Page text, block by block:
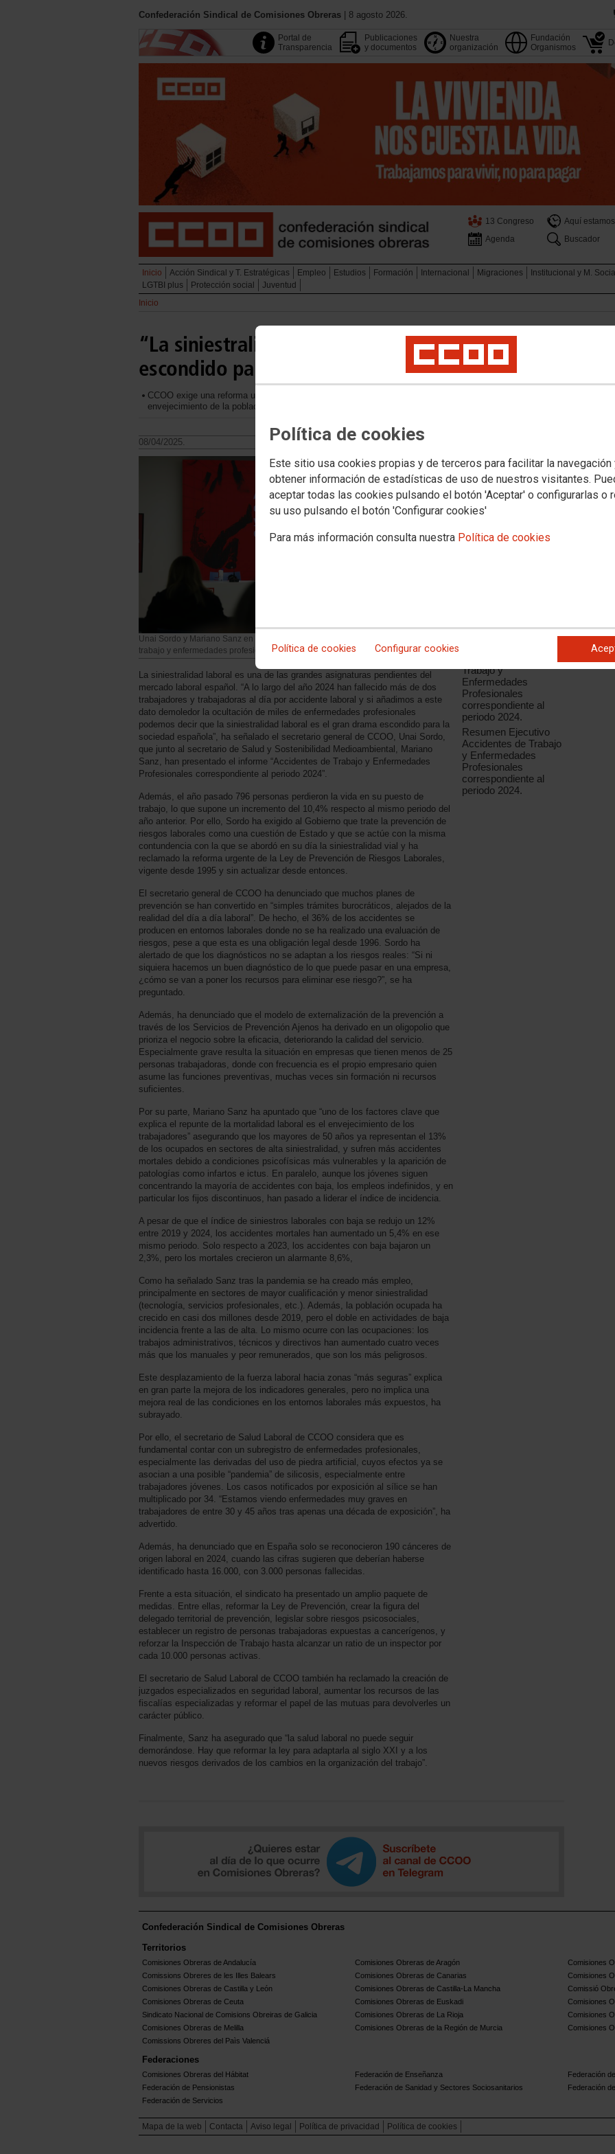
Política de cookies
Este sitio usa cookies propias y de terceros para facilitar la navegación
obtener información de estadísticas de uso de nuestros visitantes.
aceptar todas las cookies pulsando el botón 'Aceptar' o configurarlas o
su uso pulsando el botón 'Configurar cookies'
Para más información consulta nuestra Política de cookies
Política de cookies Configurar cookies
Confederación Sindical de Comisiones Obreras | 8 agosto 2026.
Portal de
Transparencia
Publicaciones
y documentos
Nuestra
organización
Fundación
Organismos
13 Congreso
Aquí estamos
Agenda
Buscador
Inicio Acción Sindical y T. Estratégicas Empleo Estudios Formación Internacional Migraciones
Institucional y M.
LGTBI plus
Protección social
Juventud
Inicio
“La siniestralidad laboral es el gran drama
escondido para la sociedad española”
CCOO exige una reforma urgente de la Ley de Prevención de Riesgos Laborales y alerta del
envejecimiento de la población trabajadora y la precariedad en la prevención
08/04/2025.
Unai Sordo y Mariano Sanz en la presentación del informe anual de accidentes de
trabajo y enfermedades profesionales 2024
La siniestralidad laboral es una de las grandes asignaturas pendientes del
mercado laboral español. “A lo largo del año 2024 han fallecido más de dos
trabajadores y trabajadoras al día por accidente laboral y si añadimos a este
dato demoledor la ocultación de miles de enfermedades profesionales
podemos decir que la siniestralidad laboral es el gran drama escondido para la
sociedad española”, ha señalado el secretario general de CCOO, Unai Sordo,
que junto al secretario de Salud y Sostenibilidad Medioambiental, Mariano
Sanz, han presentado el informe “Accidentes de Trabajo y Enfermedades
Profesionales correspondiente al periodo 2024”.
Además, el año pasado 796 personas perdieron la vida en su puesto de
trabajo, lo que supone un incremento del 10,4% respecto al mismo periodo del
año anterior. Por ello, Sordo ha exigido al Gobierno que trate la prevención de
riesgos laborales como una cuestión de Estado y que se actúe con la misma
contundencia con la que se abordó en su día la siniestralidad vial y ha
reclamado la reforma urgente de la Ley de Prevención de Riesgos Laborales,
vigente desde 1995 y sin actualizar desde entonces.
El secretario general de CCOO ha denunciado que muchos planes de
prevención se han convertido en “simples trámites burocráticos, alejados de la
realidad del día a día laboral”. De hecho, el 36% de los accidentes se
producen en entornos laborales donde no se ha realizado una evaluación de
riesgos, pese a que esta es una obligación legal desde 1996. Sordo ha
alertado de que los diagnósticos no se adaptan a los riesgos reales: “Si ni
siquiera hacemos un buen diagnóstico de lo que puede pasar en una empresa,
¿cómo se van a poner los recursos para eliminar ese riesgo?”, se ha
preguntado.
Además, ha denunciado que el modelo de externalización de la prevención a
través de los Servicios de Prevención Ajenos ha derivado en un oligopolio que
prioriza el negocio sobre la eficacia, deteriorando la calidad del servicio.
Especialmente grave resulta la situación en empresas que tienen menos de 25
personas trabajadoras, donde con frecuencia es el propio empresario quien
asume las funciones preventivas, muchas veces sin formación ni recursos
suficientes.
Por su parte, Mariano Sanz ha apuntado que “uno de los factores clave que
explica el repunte de la mortalidad laboral es el envejecimiento de los
trabajadores” asegurando que los mayores de 50 años ya representan el 13%
de los ocupados en sectores de alta siniestralidad, y sufren más accidentes
mortales debido a condiciones psicofísicas más vulnerables y la aparición de
patologías como infartos e ictus. En paralelo, aunque los jóvenes siguen
concentrando la mayoría de accidentes con baja, los empleos indefinidos, y en
particular los fijos discontinuos, han pasado a liderar el índice de incidencia.
A pesar de que el índice de siniestros laborales con baja se redujo un 12%
entre 2019 y 2024, los accidentes mortales han aumentado un 5,4% en ese
mismo periodo. Solo respecto a 2023, los accidentes con baja bajaron un
2,3%, pero los mortales crecieron un alarmante 8,6%,
Como ha señalado Sanz tras la pandemia se ha creado más empleo,
principalmente en sectores de mayor cualificación y menor siniestralidad
(tecnología, servicios profesionales, etc.). Además, la población ocupada ha
crecido en casi dos millones desde 2019, pero el doble en actividades de baja
incidencia frente a las de alta. Lo mismo ocurre con las ocupaciones: los
trabajos administrativos, técnicos y directivos han aumentado cuatro veces
más que los manuales y peor remunerados, que son los más peligrosos.
Este desplazamiento de la fuerza laboral hacia zonas “más seguras” explica
en gran parte la mejora de los indicadores generales, pero no implica una
mejora real de las condiciones en los entornos laborales más expuestos, ha
subrayado.
Por ello, el secretario de Salud Laboral de CCOO considera que es
fundamental contar con un subregistro de enfermedades profesionales,
especialmente las derivadas del uso de piedra artificial, cuyos efectos ya se
asocian a una posible “pandemia” de silicosis, especialmente entre
trabajadores jóvenes. Los casos notificados por exposición al sílice se han
multiplicado por 34. “Estamos viendo enfermedades muy graves en
trabajadores de entre 30 y 45 años tras apenas una década de exposición”, ha
advertido.
Además, ha denunciado que en España solo se reconocieron 190 cánceres de
origen laboral en 2024, cuando las cifras sugieren que deberían haberse
identificado hasta 16.000, con 3.000 personas fallecidas.
Frente a esta situación, el sindicato ha presentado un amplio paquete de
medidas. Entre ellas, reformar la Ley de Prevención, crear la figura del
delegado territorial de prevención, legislar sobre riesgos psicosociales,
establecer un registro de personas trabajadoras expuestas a cancerígenos, y
reforzar la Inspección de Trabajo hasta alcanzar un ratio de un inspector por
cada 10.000 personas activas.
El secretario de Salud Laboral de CCOO también ha reclamado la creación de
juzgados especializados en seguridad laboral, aumentar los recursos de las
fiscalías especializadas y reformar el papel de las mutuas para devolverles un
carácter público.
Finalmente, Sanz ha asegurado que “la salud laboral no puede seguir
demorándose. Hay que reformar la ley para adaptarla al siglo XXI y a los
nuevos riesgos derivados de los cambios en la organización del trabajo”.
Documentación
Trabajo y
Enfermedades
Profesionales
correspondiente al
periodo 2024.
Resumen Ejecutivo
Accidentes de Trabajo
y Enfermedades
Profesionales
correspondiente al
periodo 2024.
Confederación Sindical de Comisiones Obreras
Territorios
Comisiones Obreras de Andalucía Comisiones Obreras de Aragón
Comisiones
Comissions Obreres de les Illes Balears
Comisiones Obreras de Canarias
Comisiones
Comisiones Obreras de Castilla y León
Comisiones Obreras de Castilla-La Mancha
Comissió
Comisiones Obreras de Ceuta
Comisiones Obreras de Euskadi
Comisiones
Sindicato Nacional de Comisions Obreiras de Galicia
Comisiones Obreras de La Rioja
Comisiones
Comisiones Obreras de Melilla
Comisiones Obreras de la Región de Murcia
Comisiones
Comissions Obreres del Paìs Valenciá
Federaciones
Comisiones Obreras del Hábitat Federación de Enseñanza
Federación
Federación de Pensionistas
Federación de Sanidad y Sectores Sociosanitarios
Federación
Federación de Servicios
Mapa de la web Contacta Aviso legal Política de privacidad Política de cookies